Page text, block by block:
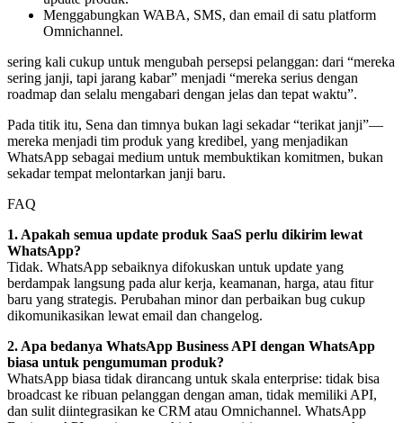
Menggabungkan WABA, SMS, dan email di satu platform
Omnichannel.
sering kali cukup untuk mengubah persepsi pelanggan: dari “mereka
sering janji, tapi jarang kabar” menjadi “mereka serius dengan
roadmap dan selalu mengabari dengan jelas dan tepat waktu”.
Pada titik itu, Sena dan timnya bukan lagi sekadar “terikat janji”—
mereka menjadi tim produk yang kredibel, yang menjadikan
WhatsApp sebagai medium untuk membuktikan komitmen, bukan
sekadar tempat melontarkan janji baru.
FAQ
1. Apakah semua update produk SaaS perlu dikirim lewat
WhatsApp?
Tidak. WhatsApp sebaiknya difokuskan untuk update yang
berdampak langsung pada alur kerja, keamanan, harga, atau fitur
baru yang strategis. Perubahan minor dan perbaikan bug cukup
dikomunikasikan lewat email dan changelog.
2. Apa bedanya WhatsApp Business API dengan WhatsApp
biasa untuk pengumuman produk?
WhatsApp biasa tidak dirancang untuk skala enterprise: tidak bisa
broadcast ke ribuan pelanggan dengan aman, tidak memiliki API,
dan sulit diintegrasikan ke CRM atau Omnichannel. WhatsApp